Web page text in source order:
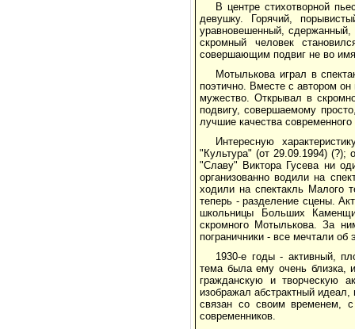
В центре стихотворной
девушку. Горячий,
уравновешенный,
скромный человек
совершающим подвиг не во
Мотылькова играл в
поэтично. Вместе с автором он
мужество. Открывал в
подвигу, совершаемому
лучшие качества
Интересную
"Культура" (от 29.09.1994) (?);
"Славу" Виктора Гусева ни
организованно водили на
ходили на спектакль Малого
теперь - разделение сцены.
школьницы Больших
скромного Мотылькова. За
пограничники - все мечтали об
1930-е годы - активный,
тема была ему очень близка,
гражданскую и творческую
изображал абстрактный
связан со своим временем,
современников.